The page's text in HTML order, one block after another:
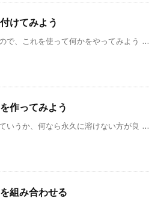
けてみよう
で、これを使って何かをやってみよう ...
作ってみよう
いうか、何なら永久に溶けない方が良 ...
組み合わせる